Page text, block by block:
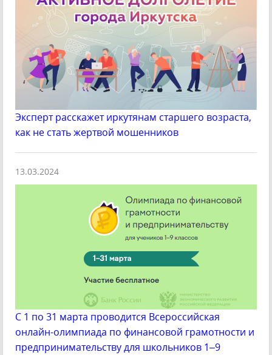
Эксперт расскажет иркутянам старшего возраста,
как не стать жертвой мошенников
13.03.2024
С 1 по 31 марта проводится Всероссийская
онлайн-олимпиада по финансовой грамотности и
предпринимательству для школьников 1–9